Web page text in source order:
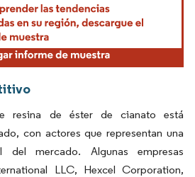
resina de éster de cianato está
con actores que representan una
del mercado. Algunas empresas
LLC, Hexcel Corporation,